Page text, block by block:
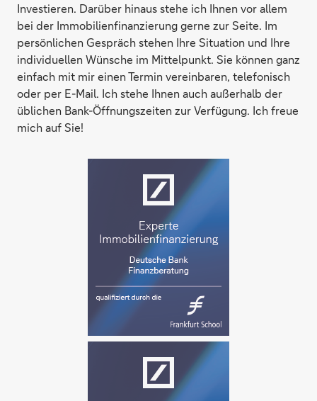
Investieren. Darüber hinaus stehe ich Ihnen vor allem
bei der Immobilienfinanzierung gerne zur Seite. Im
persönlichen Gespräch stehen Ihre Situation und Ihre
individuellen Wünsche im Mittelpunkt. Sie können ganz
einfach mit mir einen Termin vereinbaren, telefonisch
oder per E-Mail. Ich stehe Ihnen auch außerhalb der
üblichen Bank-Öffnungszeiten zur Verfügung. Ich freue
mich auf Sie!